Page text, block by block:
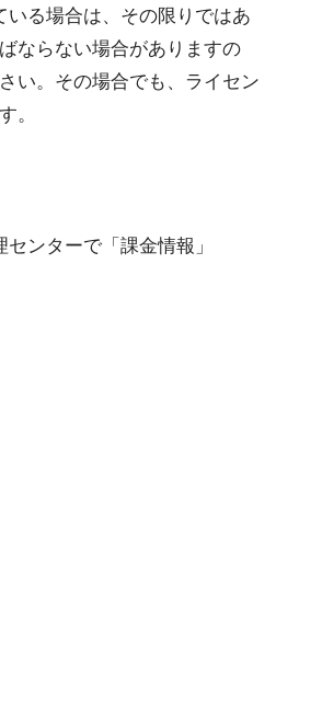
いる場合は、その限りではあ
ならない場合がありますの
い。その場合でも、ライセン
。
ンターで「課金情報」